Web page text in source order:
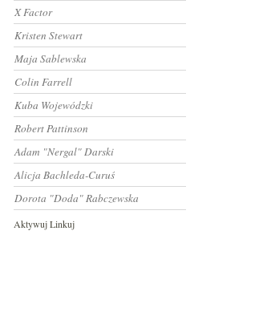
X Factor
Kristen Stewart
Maja Sablewska
Colin Farrell
Kuba Wojewódzki
Robert Pattinson
Adam "Nergal" Darski
Alicja Bachleda-Curuś
Dorota "Doda" Rabczewska
Aktywuj Linkuj